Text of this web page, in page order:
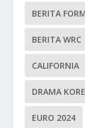
BERITA
BERITA WRC
CALIFORNIA
DRAMA
EURO 2024